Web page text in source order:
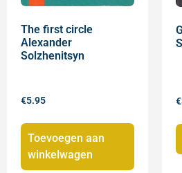
The first circle
Alexander
Solzhenitsyn
€5.95
Toevoegen aan
winkelwagen
€